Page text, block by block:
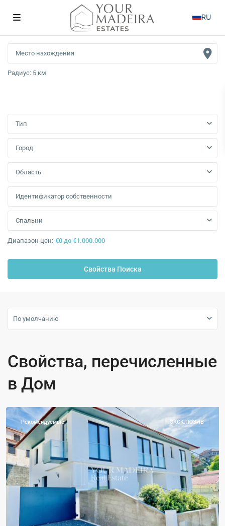
Радиус: 5 км
Тип
Город
Область
Спальни
Диапазон цен: €0 до €1.000.000
По умолчанию
Свойства, перечисленные
в Дом
Рекомендуемые ЭКСКЛЮЗИВ
RU